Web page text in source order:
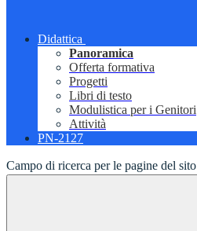
Didattica
Panoramica
Offerta formativa
Progetti
Libri di testo
Modulistica per i Genitori
Attività
PN-2127
Campo di ricerca per le pagine del sito